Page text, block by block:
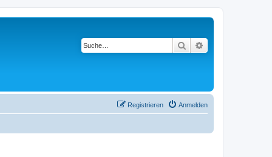
Suche
Anmelden
Registrieren